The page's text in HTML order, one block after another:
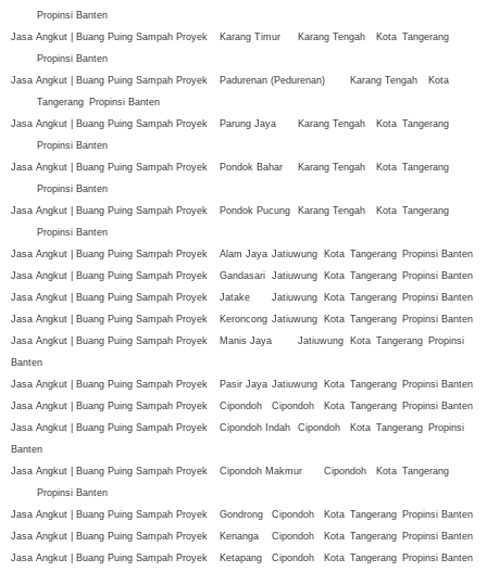
Propinsi Banten
Jasa Angkut | Buang Puing Sampah Proyek
Karang Timur Karang Tengah Kota Tangerang
Propinsi Banten
Jasa Angkut | Buang Puing Sampah Proyek
Padurenan (Pedurenan) Karang Tengah
Kota
Tangerang Propinsi Banten
Jasa Angkut | Buang Puing Sampah Proyek
Parung Jaya Karang Tengah Kota Tangerang
Propinsi Banten
Jasa Angkut | Buang Puing Sampah Proyek
Pondok Bahar Karang Tengah Kota Tangerang
Propinsi Banten
Jasa Angkut | Buang Puing Sampah Proyek
Pondok Pucung Karang Tengah Kota Tangerang
Propinsi Banten
Jasa Angkut | Buang Puing Sampah Proyek
Alam Jaya Jatiuwung Kota Tangerang Propinsi Banten
Jasa Angkut | Buang Puing Sampah Proyek
Gandasari Jatiuwung Kota Tangerang Propinsi Banten
Jasa Angkut | Buang Puing Sampah Proyek
Jatake Jatiuwung Kota Tangerang Propinsi Banten
Jasa Angkut | Buang Puing Sampah Proyek
Keroncong Jatiuwung Kota Tangerang Propinsi Banten
Jasa Angkut | Buang Puing Sampah Proyek
Manis Jaya Jatiuwung Kota Tangerang Propinsi
Banten
Jasa Angkut | Buang Puing Sampah Proyek
Pasir Jaya Jatiuwung Kota Tangerang Propinsi Banten
Jasa Angkut | Buang Puing Sampah Proyek
Cipondoh Cipondoh Kota Tangerang Propinsi Banten
Jasa Angkut | Buang Puing Sampah Proyek
Cipondoh Indah Cipondoh Kota Tangerang Propinsi
Banten
Jasa Angkut | Buang Puing Sampah Proyek
Cipondoh Makmur Cipondoh Kota Tangerang
Propinsi Banten
Jasa Angkut | Buang Puing Sampah Proyek
Gondrong Cipondoh Kota Tangerang Propinsi Banten
Jasa Angkut | Buang Puing Sampah Proyek
Kenanga Cipondoh Kota Tangerang Propinsi Banten
Jasa Angkut | Buang Puing Sampah Proyek
Ketapang Cipondoh Kota Tangerang Propinsi Banten